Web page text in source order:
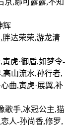
辉
胖达荣荣,游龙清
虎·御盾,如梦令-
山流水,孙行者,
曲,寅虎·展翼,补
歌手,冰冠公主,猫
人-孙尚香,修罗,